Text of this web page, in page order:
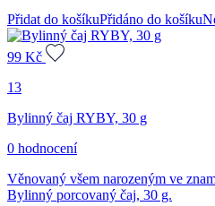
Přidat do košíkuPřidáno do košíku
99 Kč
13
Bylinný čaj RYBY, 30 g
0 hodnocení
Věnovaný všem narozeným ve
Bylinný porcovaný čaj, 30 g.